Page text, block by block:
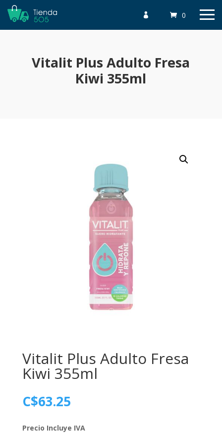
 0
Vitalit Plus Adulto Fresa
Kiwi 355ml
Vitalit Plus Adulto Fresa
Kiwi 355ml
C$63.25
Precio Incluye IVA